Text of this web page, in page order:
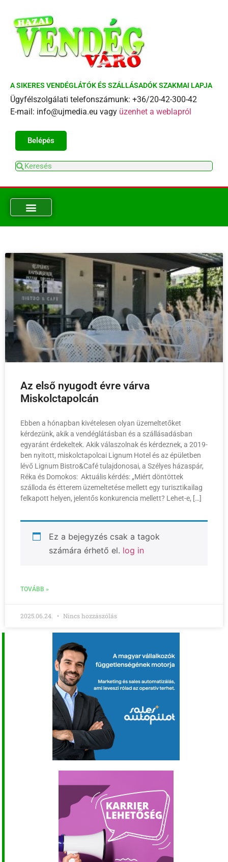
A SIKERES VENDÉGLÁTÓK ÉS SZÁLLÁSADÓK SZAKMAI LAPJA
Ügyfélszolgálati telefonszámunk: +36/20-42-300-42
E-mail: info@ujmedia.eu vagy üzenhet a weblapról
Belépés
Az első nyugodt évre várva
Miskolctapolcán
Ebben a hónapban kivételesen olyan üzemeltetőket
kérdezünk, akik a vendéglátásban és a szállásadásban
egyaránt érdekeltek. Akik válaszolnak és kérdeznek, a 2019-
ben nyitott, miskolctapolcai Lignum Hotel és az épületben
lévő Lignum Bistro&Café tulajdonosai, a Szélyes házaspár,
Réka és Domokos: Aktuális kérdés: „Miért döntöttek
szálloda és étterem üzemeltetése mellett egy turisztikailag
felkapott helyen, jelentős konkurencia mellett? Lehet-e, […]
Ez a bejegyzés csak a tagok
számára érhető el. log in
TOVÁBB »
2025.06.24. Nincs hozzászólás